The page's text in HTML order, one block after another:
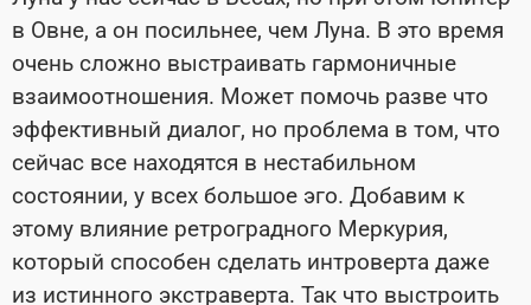
в Овне, а он посильнее, чем Луна. В это время
очень сложно выстраивать гармоничные
взаимоотношения. Может помочь разве что
эффективный диалог, но проблема в том, что
сейчас все находятся в нестабильном
состоянии, у всех большое эго. Добавим к
этому влияние ретроградного Меркурия,
который способен сделать интроверта даже
из истинного экстраверта. Так что выстроить